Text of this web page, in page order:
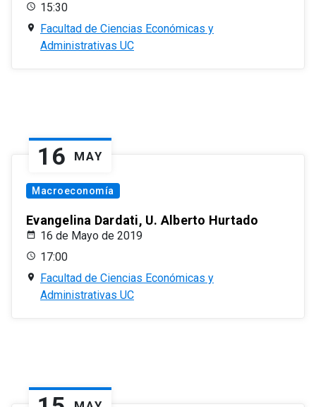
15:30
Facultad de Ciencias Económicas y
Administrativas UC
16 MAY
Macroeconomía
Evangelina Dardati, U. Alberto Hurtado
16 de Mayo de 2019
17:00
Facultad de Ciencias Económicas y
Administrativas UC